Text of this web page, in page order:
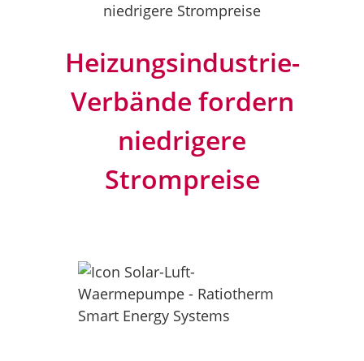
niedrigere Strompreise
Heizungsindustrie-
Verbände fordern
niedrigere
Strompreise